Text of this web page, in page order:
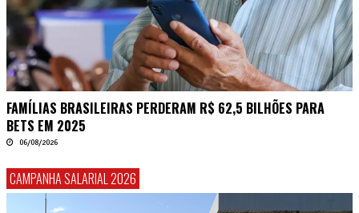
FAMÍLIAS BRASILEIRAS PERDERAM R$ 62,5 BILHÕES PARA
BETS EM 2025
06/08/2026
CAMPANHA SALARIAL 2026